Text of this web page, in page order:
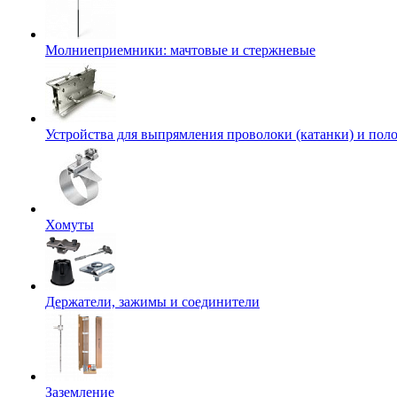
Молниеприемники: мачтовые и стержневые
Устройства для выпрямления проволоки (катанки) и
Хомуты
Держатели, зажимы и соединители
Заземление